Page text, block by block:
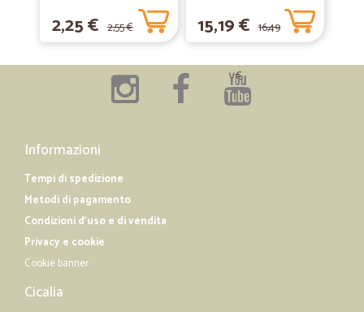
Molto buono consiglio
Molto buono consiglio
—Laura G.
Molto veloci ed efficienti consiglio a tutti
2,25 € 2,55 € 15,19 € 16,49
€
Informazioni
Tempi di spedizione
Metodi di pagamento
Condizioni d'uso e di vendita
Privacy e cookie
Cookie banner
Cicalia